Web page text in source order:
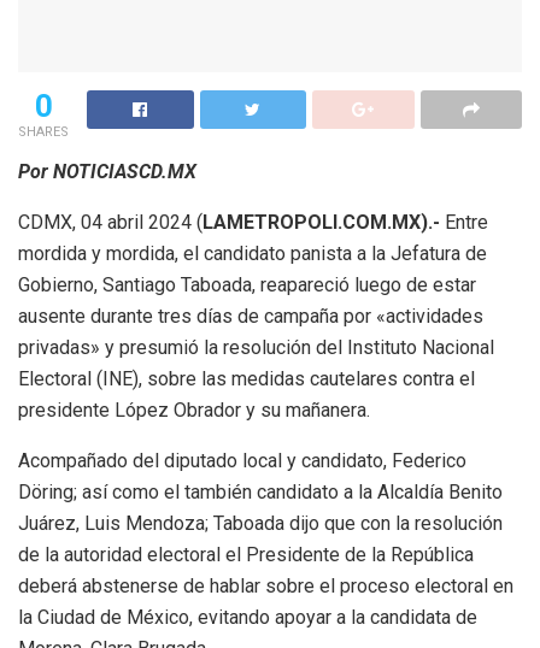
0
SHARES
Por NOTICIASCD.MX
CDMX, 04 abril 2024 (LAMETROPOLI.COM.MX).- Entre
mordida y mordida, el candidato panista a la Jefatura de
Gobierno, Santiago Taboada, reapareció luego de estar
ausente durante tres días de campaña por «actividades
privadas» y presumió la resolución del Instituto Nacional
Electoral (INE), sobre las medidas cautelares contra el
presidente López Obrador y su mañanera.
Acompañado del diputado local y candidato, Federico
Döring; así como el también candidato a la Alcaldía Benito
Juárez, Luis Mendoza; Taboada dijo que con la resolución
de la autoridad electoral el Presidente de la República
deberá abstenerse de hablar sobre el proceso electoral en
la Ciudad de México, evitando apoyar a la candidata de